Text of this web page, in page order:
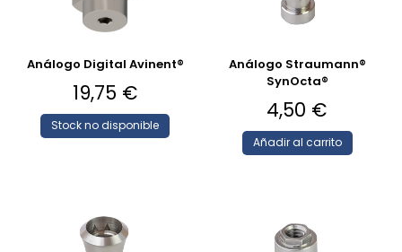
Análogo Digital Avinent®
19,75 €
Stock no disponible
Análogo Straumann®
SynOcta®
4,50 €
Añadir al carrito